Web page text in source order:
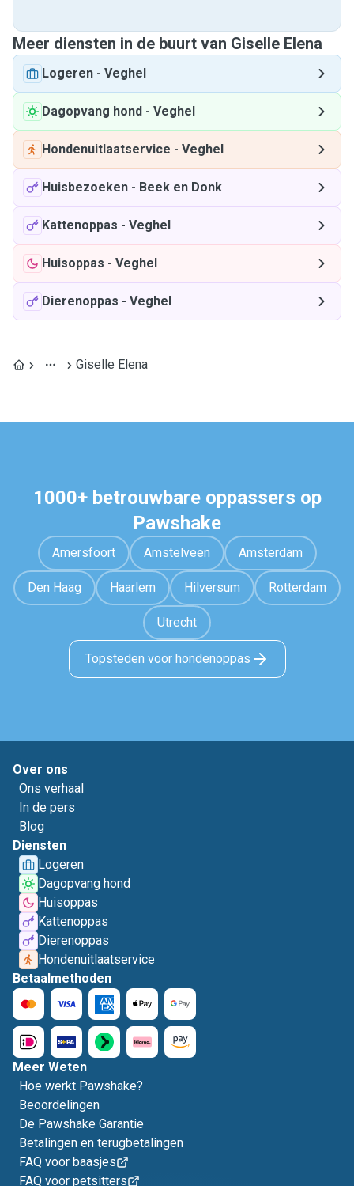
Meer diensten in de buurt van Giselle Elena
Logeren - Veghel
Dagopvang hond - Veghel
Hondenuitlaatservice - Veghel
Huisbezoeken - Beek en Donk
Kattenoppas - Veghel
Huisoppas - Veghel
Dierenoppas - Veghel
Giselle Elena
1000+ betrouwbare oppassers op
Pawshake
Amersfoort Amstelveen Amsterdam
Den Haag Haarlem Hilversum Rotterdam
Utrecht
Topsteden voor hondenoppas
Over ons
Ons verhaal
In de pers
Blog
Diensten
Logeren
Dagopvang hond
Huisoppas
Kattenoppas
Dierenoppas
Hondenuitlaatservice
Betaalmethoden
Meer Weten
Hoe werkt Pawshake?
Beoordelingen
De Pawshake Garantie
Betalingen en terugbetalingen
FAQ voor baasjes
FAQ voor petsitters